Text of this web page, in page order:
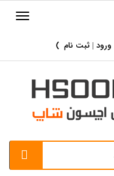
ورود | ثبت نام )